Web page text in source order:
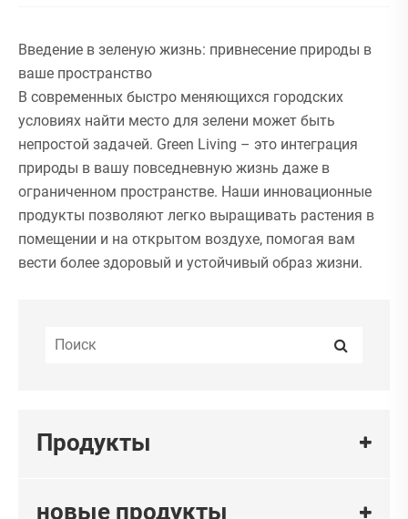
Введение в зеленую жизнь: привнесение природы в
ваше пространство
В современных быстро меняющихся городских
условиях найти место для зелени может быть
непростой задачей. Green Living – это интеграция
природы в вашу повседневную жизнь даже в
ограниченном пространстве. Наши инновационные
продукты позволяют легко выращивать растения в
помещении и на открытом воздухе, помогая вам
вести более здоровый и устойчивый образ жизни.
— от продуктов, которые мы покупаем, до энергии,
Продукты
новые продукты